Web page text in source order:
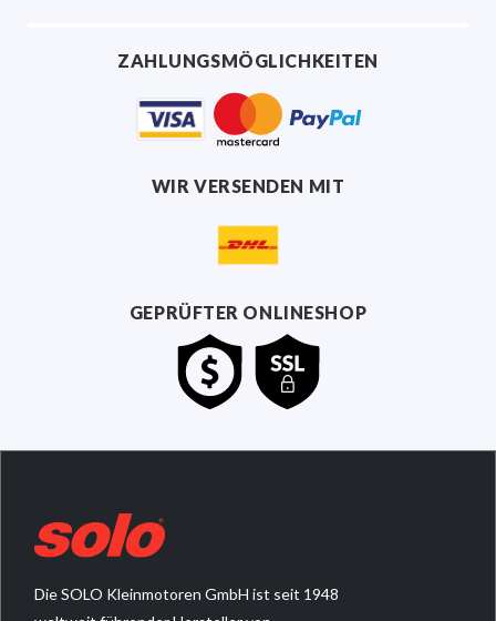
ZAHLUNGSMÖGLICHKEITEN
WIR VERSENDEN MIT
GEPRÜFTER ONLINESHOP
Die SOLO Kleinmotoren GmbH ist seit 1948